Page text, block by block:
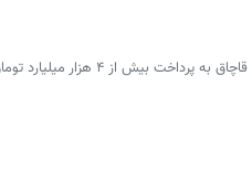
سرویس کردستان - مدیرکل تعزیرات حکومتی استان کردستان از محکومیت متخلفان پرونده های قاچاق به پرداخت بیش از ۴